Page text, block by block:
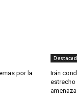
por la
Irán
estrecho